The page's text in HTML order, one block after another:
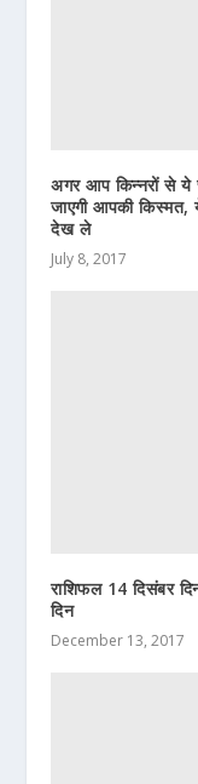
अगर आप किन्नरों से ये
जाएगी आपकी
देख ले
July 8, 2017
राशिफल 14 दिसंबर
दिन
December 13, 2017